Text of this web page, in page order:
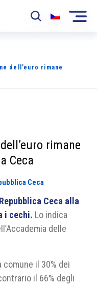
dell’euro rimane
rimane
Ceca
Ceca
Ceca alla
i cechi. Lo indica
delle
comune il 30% dei
il 66% degli